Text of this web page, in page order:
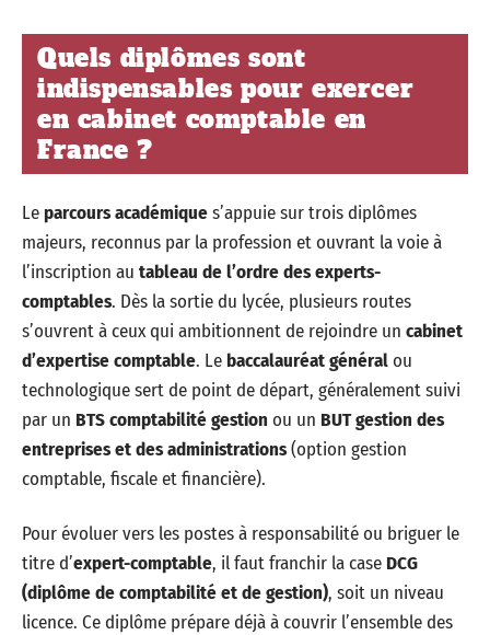
Quels diplômes sont
indispensables pour exercer
en cabinet comptable en
France ?
Leparcours académiques’appuie sur trois diplômes
majeurs, reconnus par la profession et ouvrant la voie à
l’inscription au tableau de l’ordre des experts-
comptables. Dès la sortie du lycée, plusieurs routes
s’ouvrent à ceux qui ambitionnent de rejoindre un cabinet
d’expertise comptable. Le baccalauréat généralou
technologique sert de point de départ, généralement suivi
par un BTS comptabilité gestion ou un BUT gestion des
entreprises et des administrations(option gestion
comptable, fiscale et financière).
Pour évoluer vers les postes à responsabilité ou briguer le
titre d’expert-comptable, il faut franchir la case DCG
(diplôme de comptabilité et de gestion), soit un niveau
licence. Ce diplôme prépare déjà à couvrir l’ensemble des